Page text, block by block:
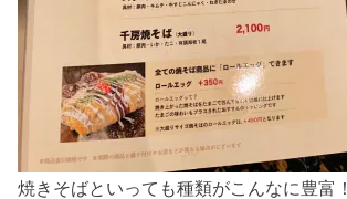
焼きそばといっても種類がこんなに豊富！